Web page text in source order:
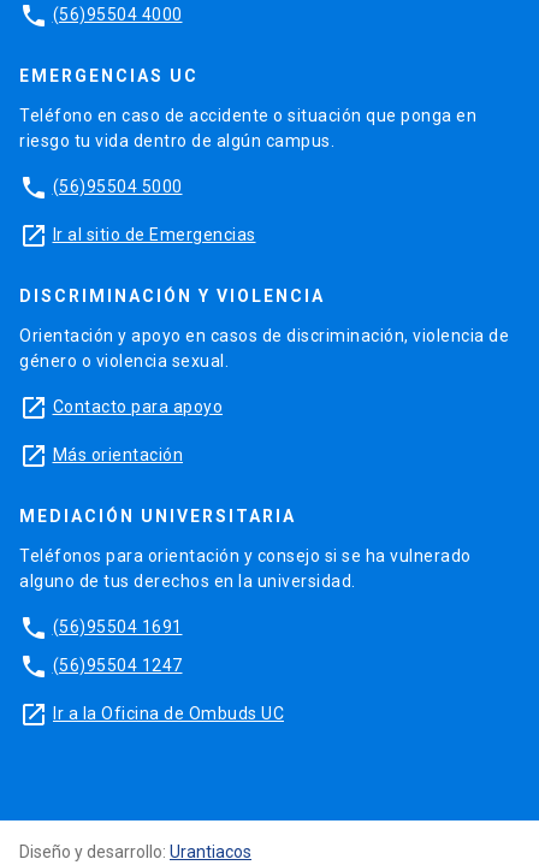
phone (56)95504 4000
EMERGENCIAS UC
Teléfono en caso de accidente o situación que ponga en
riesgo tu vida dentro de algún campus.
phone (56)95504 5000
launch Ir al sitio de Emergencias
DISCRIMINACIÓN Y VIOLENCIA
Orientación y apoyo en casos de discriminación, violencia de
género o violencia sexual.
launch Contacto para apoyo
launch Más orientación
MEDIACIÓN UNIVERSITARIA
Teléfonos para orientación y consejo si se ha vulnerado
alguno de tus derechos en la universidad.
phone (56)95504 1691
phone (56)95504 1247
launch Ir a la Oficina de Ombuds UC
Diseño y desarrollo: Urantiacos